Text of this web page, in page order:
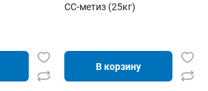
СС-метиз (25кг)
В корзину